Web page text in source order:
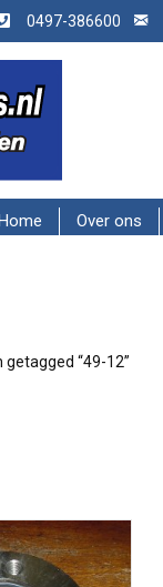
0497-386600
Over ons
“49-12”